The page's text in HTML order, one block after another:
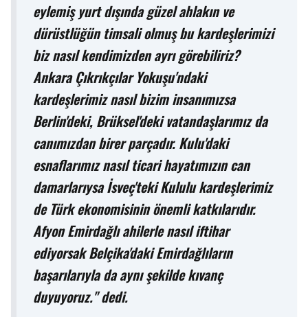
eylemiş yurt dışında güzel ahlakın ve
dürüstlüğün timsali olmuş bu kardeşlerimizi
biz nasıl kendimizden ayrı görebiliriz?
Ankara Çıkrıkçılar Yokuşu'ndaki
kardeşlerimiz nasıl bizim insanımızsa
Berlin'deki, Brüksel'deki vatandaşlarımız da
canımızdan birer parçadır. Kulu'daki
esnaflarımız nasıl ticari hayatımızın can
damarlarıysa İsveç'teki Kululu kardeşlerimiz
de Türk ekonomisinin önemli katkılarıdır.
Afyon Emirdağlı ahilerle nasıl iftihar
ediyorsak Belçika'daki Emirdağlıların
başarılarıyla da aynı şekilde kıvanç
duyuyoruz." dedi.